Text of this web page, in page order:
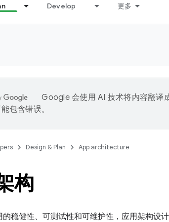
Develop 更多
Google 会使用 AI 技术将内容翻译
包含错误。
Design & Plan App architecture
构
的稳健性、可测试性和可维护性，应用架构设